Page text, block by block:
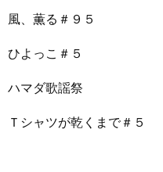
風、薫る＃９５
ひよっこ＃５
ハマダ歌謡祭
Ｔシャツが乾くまで＃５